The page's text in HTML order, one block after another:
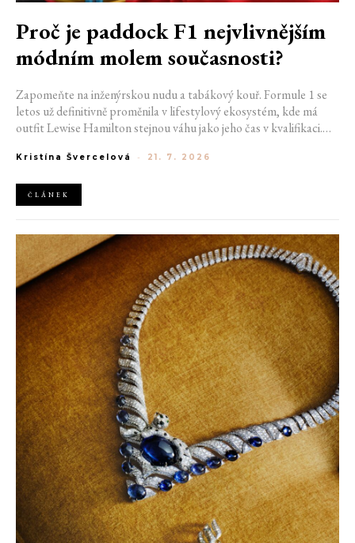
Proč je paddock F1 nejvlivnějším
módním molem současnosti?
Zapomeňte na inženýrskou nudu a tabákový kouř. Formule 1 se
letos už definitivně proměnila v lifestylový ekosystém, kde má
outfit Lewise Hamilton stejnou váhu jako jeho čas v kvalifikaci.
nové generace influencerů a fenoménu manželek a partnerek
ale příslušnost k nejrychlejší fashion komunitě světa. Jak se z
"Racing Core" stala uniforma ulice a proč nás drama v paddocku
Kristína Švercelová - 21. 7. 2026
ČLÁNEK